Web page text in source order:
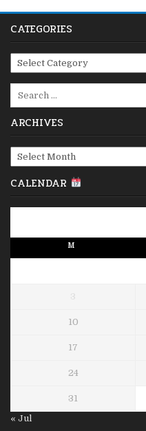
CATEGORIES
Categories
ARCHIVES
Archives
CALENDAR
M
3
10
17
24
31
« Jul